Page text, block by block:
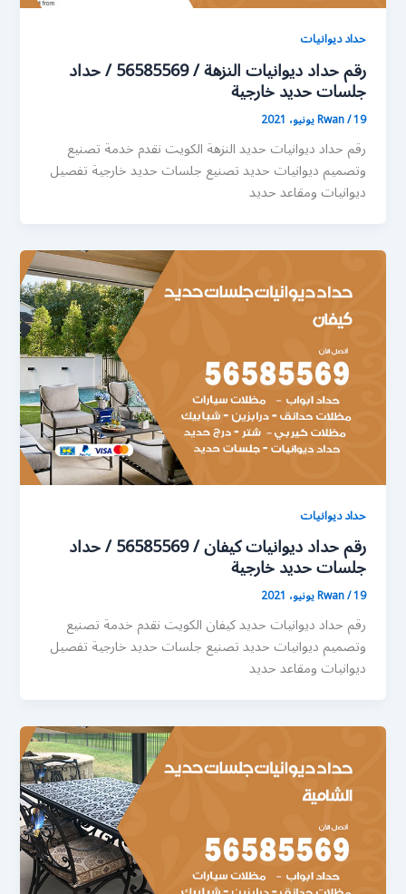
حداد ديوانيات
رقم حداد ديوانيات النزهة / 56585569 / حداد
جلسات حديد خارجية
Rwan/19 يونيو، 2021
رقم حداد ديوانيات حديد النزهة الكويت نقدم خدمة تصنيع
وتصميم ديوانيات حديد تصنيع جلسات حديد خارجية تفصيل
ديوانيات ومقاعد حديد
حداد ديوانيات
رقم حداد ديوانيات كيفان / 56585569 / حداد
جلسات حديد خارجية
Rwan/19 يونيو، 2021
رقم حداد ديوانيات حديد كيفان الكويت نقدم خدمة تصنيع
وتصميم ديوانيات حديد تصنيع جلسات حديد خارجية تفصيل
ديوانيات ومقاعد حديد